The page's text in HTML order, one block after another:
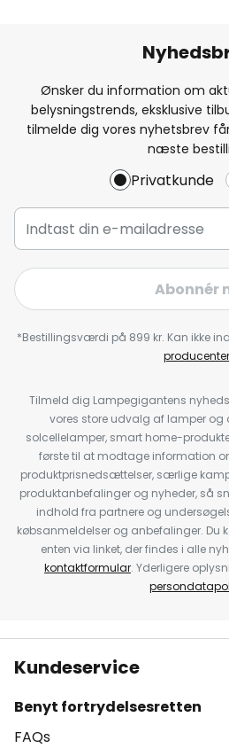
Ønsker du information om
belysningstrends, eksklusive
tilmelde dig vores nyhetsbrev
næste
Privatkunde
Abonnér
*Bestillingsværdi på 899 kr. Kan ikke
producenter
Tilmeld dig Lampegigantens
vores store udvalg af lamper og
solcellelamper, smart home-
første til at modtage information
produktprisnedsættelser, særlige
produktanbefalinger og nyheder, så
indhold fra partnere og
købsanmeldelser og anbefalinger. Du
enten via linket, der findes i alle
kontaktformular. Yderligere
Kundeservice
Benyt fortrydelsesretten
FAQs